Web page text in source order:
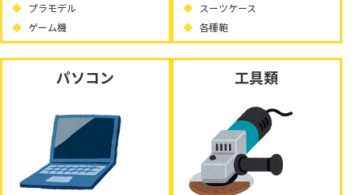
プラモデル
ゲーム機
スーツケース
各種鞄
パソコン 工具類